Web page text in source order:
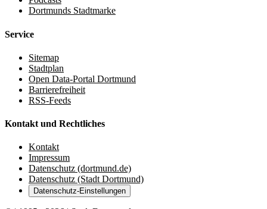
Dortmunds Stadtmarke
Service
Sitemap
Stadtplan
Open Data-Portal Dortmund
Barrierefreiheit
RSS-Feeds
Kontakt und Rechtliches
Kontakt
Impressum
Datenschutz (dortmund.de)
Datenschutz (Stadt Dortmund)
Datenschutz-Einstellungen